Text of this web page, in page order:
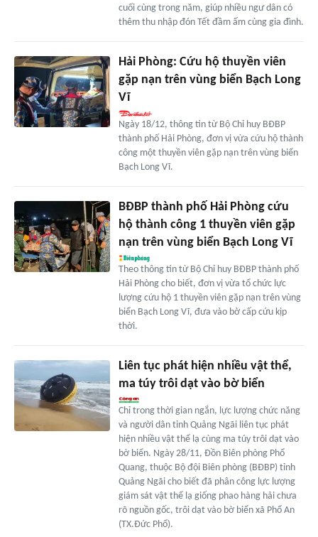
cuối cùng trong năm, giúp nhiều ngư dân có
thêm thu nhập đón Tết đầm ấm cùng gia đình.
Hải Phòng: Cứu hộ thuyền viên
gặp nạn trên vùng biển Bạch Long
Vĩ
Ngày 18/12, thông tin từ Bộ Chỉ huy BĐBP
thành phố Hải Phòng, đơn vị vừa cứu hộ thành
công một thuyền viên gặp nạn trên vùng biển
Bạch Long Vĩ.
BĐBP thành phố Hải Phòng cứu
hộ thành công 1 thuyền viên gặp
nạn trên vùng biển Bạch Long Vĩ
Theo thông tin từ Bộ Chỉ huy BĐBP thành phố
Hải Phòng cho biết, đơn vị vừa tổ chức lực
lượng cứu hộ 1 thuyền viên gặp nạn trên vùng
biển Bạch Long Vĩ, đưa vào bờ cấp cứu kịp
thời.
Liên tục phát hiện nhiều vật thể,
ma túy trôi dạt vào bờ biển
Chỉ trong thời gian ngắn, lực lượng chức năng
và người dân tỉnh Quảng Ngãi liên tục phát
hiện nhiều vật thể lạ cùng ma túy trôi dạt vào
bờ biển. Ngày 28/11, Đồn Biên phòng Phổ
Quang, thuộc Bộ đội Biên phòng (BĐBP) tỉnh
Quảng Ngãi cho biết đã phân công lực lượng
giám sát vật thể lạ giống phao hàng hải chưa
rõ nguồn gốc, trôi dạt vào bờ biển xã Phổ An
(TX.Đức Phổ).